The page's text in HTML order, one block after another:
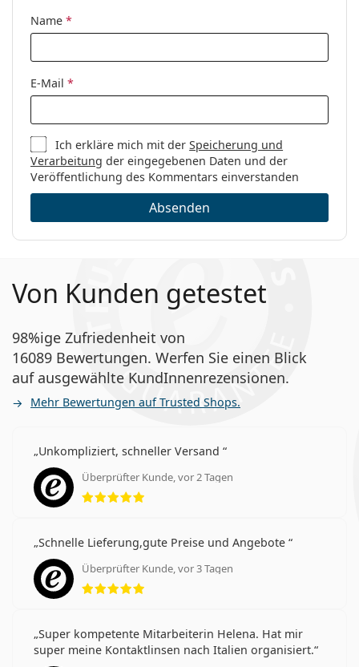
Code:
Name *
E-Mail *
Ich erkläre mich mit derSpeicherung und
Verarbeitung der eingegebenen Daten und der
Veröffentlichung des Kommentars einverstanden
Absenden
Von Kunden getestet
98%ige Zufriedenheit von
16089 Bewertungen. Werfen Sie einen Blick
auf ausgewählte KundInnenrezensionen.
Mehr Bewertungen auf Trusted Shops.
Unkompliziert, schneller Versand
Überprüfter Kunde, vor 2 Tagen
Bewertung 5 aus 5
Schnelle Lieferung,gute Preise und Angebote
Überprüfter Kunde, vor 3 Tagen
Bewertung 5 aus 5
Super kompetente Mitarbeiterin Helena. Hat mir
super meine Kontaktlinsen nach Italien organisiert.